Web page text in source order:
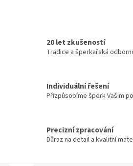
20 let zkušeností
Tradice a šperkařská
Individuální řešení
Přizpůsobíme šperk Vašim
Precizní zpracování
Důraz na detail a kvalitní